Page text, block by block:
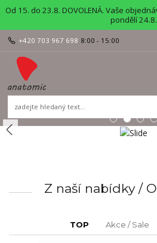
Od 15. do 23.8. DOVOLENÁ. Vaše
pondělí 24.8.
+420 703 967 698 8:00 - 15:00
Z naší nabídky /
TOP Akce / Sale